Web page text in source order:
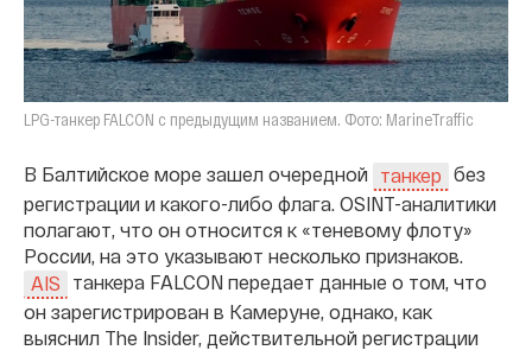
LPG-танкер FALCON с предыдущим названием. Фото: MarineTraffic
В Балтийское море зашел очередной танкер без
регистрации и какого-либо флага. OSINT-аналитики
полагают, что он относится к «теневому флоту»
России, на это указывают несколько признаков.
AIS
танкера FALCON передает данные о том, что
он зарегистрирован в Камеруне, однако, как
выяснил The Insider, действительной регистрации